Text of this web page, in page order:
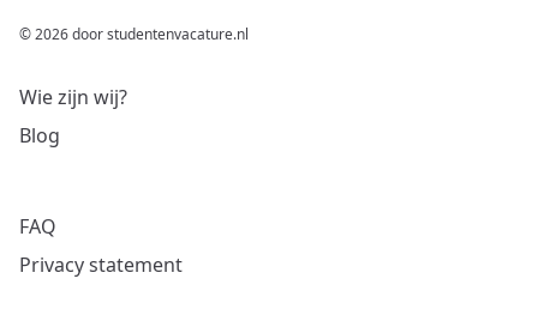
© 2026 door studentenvacature.nl
Wie zijn wij?
Blog
FAQ
Privacy statement